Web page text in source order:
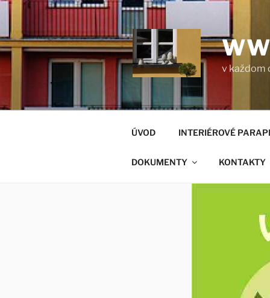
Prejsť
obsah
v každom
ÚVOD INTERIÉROVÉ
DOKUMENTY KONTAKTY